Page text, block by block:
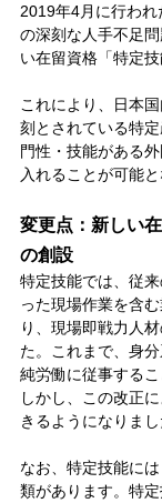
2019年4月に行わ
の深刻な人手不足
い在留資格「特定
これにより、日本
刻とされている特
門性・技能がある
入れることが可能と
変更点：新しい
の創設
特定技能では、従
った現場作業を含
り、現場即戦力人
た。これまで、身
純労働に従事するこ
しかし、この改正
きるようになりまし
なお、特定技能に
類があります。特